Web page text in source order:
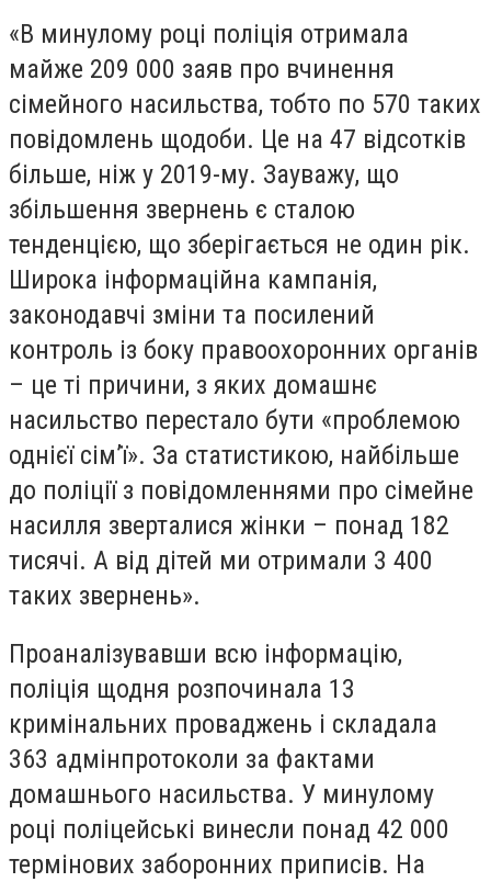
«В минулому році поліція отримала
майже 209 000 заяв про вчинення
сімейного насильства, тобто по 570 таких
повідомлень щодоби. Це на 47 відсотків
більше, ніж у 2019-му. Зауважу, що
збільшення звернень є сталою
тенденцією, що зберігається не один рік.
Широка інформаційна кампанія,
законодавчі зміни та посилений
контроль із боку правоохоронних органів
– це ті причини, з яких домашнє
насильство перестало бути «проблемою
однієї сім’ї». За статистикою, найбільше
до поліції з повідомленнями про сімейне
насилля зверталися жінки – понад 182
тисячі. А від дітей ми отримали 3 400
таких звернень».
Проаналізувавши всю інформацію,
поліція щодня розпочинала 13
кримінальних проваджень і складала
363 адмінпротоколи за фактами
домашнього насильства. У минулому
році поліцейські винесли понад 42 000
термінових заборонних приписів. На